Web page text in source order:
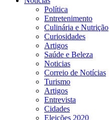
Política
Entretenimento
Culinária e Nutrição
Curiosidades
Artigos
Saúde e Beleza
Noticias
Correio de Notícias
Turismo
Artigos
Entrevista
Cidades
Eleições 2020